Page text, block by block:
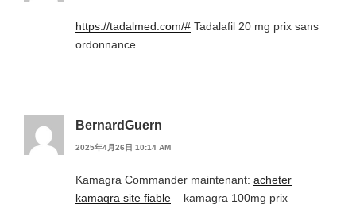
https://tadalmed.com/# Tadalafil 20 mg prix sans
ordonnance
BernardGuern
2025年4月26日 10:14 AM
Kamagra Commander maintenant: acheter
kamagra site fiable – kamagra 100mg prix